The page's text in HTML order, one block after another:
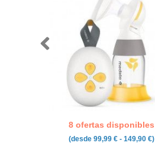
8 ofertas disponibles
(desde 99,99 €- 149,90 €)